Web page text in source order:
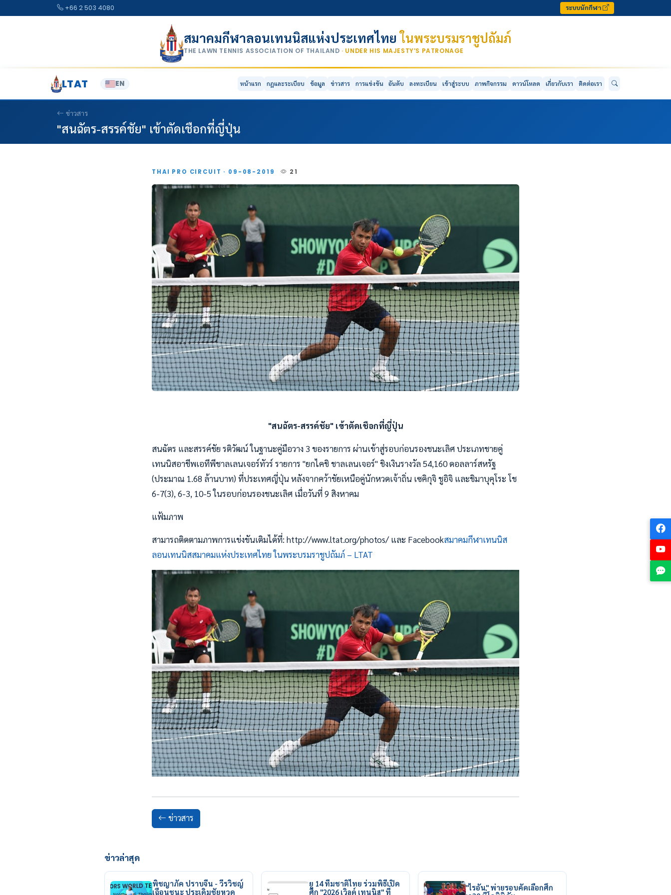
+66 2 503 4080 ระบบนักกีฬา
สมาคมกีฬาลอนเทนนิสแห่งประเทศไทยในพระบรมราชูปถัมภ์
THE LAWN TENNIS ASSOCIATION OF THAILAND · UNDER HIS MAJESTY’S PATRONAGE
LTAT EN หน้าแรก กฎและระเบียบ ข้อมูล ข่าวสาร การแข่งขัน อันดับ ลงทะเบียน เข้าสู่ระบบ ภาพกิจกรรม ดาวน์โหลด เกี่ยวกับเรา ติดต่อเรา
ข่าวสาร
"สนฉัตร-สรรค์ชัย" เข้าตัดเชือกที่ญี่ปุ่น
THAI PRO CIRCUIT · 09-08-2019 21
"สนฉัตร-สรรค์ชัย" เข้าตัดเชือกที่ญี่ปุ่น
สนฉัตร และสรรค์ชัย รติวัฒน์ ในฐานะคู่มือวาง 3 ของรายการ ผ่านเข้าสู่รอบก่อนรองชนะเลิศ ประเภทชายคู่
เทนนิสอาชีพเอทีพีชาลเลนเจอร์ทัวร์ รายการ "ยกไคชิ ชาลเลนเจอร์" ชิงเงินรางวัล 54,160 ดอลลาร์สหรัฐ
(ประมาณ 1.68 ล้านบาท) ที่ประเทศญี่ปุ่น หลังจากคว้าชัยเหนือคู่นักหวดเจ้าถิ่น เซคิกุจิ ชูอิจิ และชิมาบุคุโระ โช
6-7(3), 6-3, 10-5 ในรอบก่อนรองชนะเลิศ เมื่อวันที่ 9 สิงหาคม
แฟ้มภาพ
สามารถติดตามภาพการแข่งขันเติมได้ที่: http://www.ltat.org/photos/ และ Facebookสมาคมกีฬาเทนนิส
ลอนเทนนิสสมาคมแห่งประเทศไทย ในพระบรมราชูปถัมภ์ – LTAT
ข่าวสาร
ข่าวล่าสุด
พิชญาภัค ปราบจีน - วีรวิชญ์
เฉือนชนะ ประเดิมชัยหวด
ยู 14 ทีมชาติไทย ร่วมพิธีเปิด
ศึก "2026 เวิลด์ เทนนิส" ที่
"ไรอัน" พ่ายรอบคัดเลือกศึก